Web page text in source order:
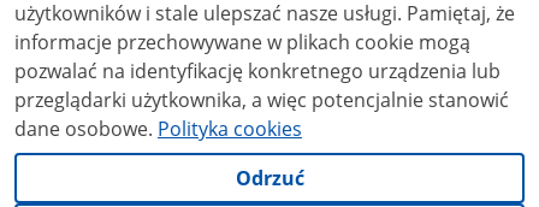
użytkowników i stale ulepszać nasze usługi. Pamiętaj, że
informacje przechowywane w plikach cookie mogą
pozwalać na identyfikację konkretnego urządzenia lub
przeglądarki użytkownika, a więc potencjalnie stanowić
dane osobowe. Polityka cookies
Odrzuć